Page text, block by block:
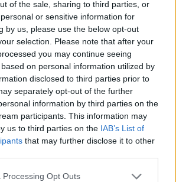
of the sale, sharing to third parties, or
or sensitive information for
by us, please use the below opt-out
selection. Please note that after your
you may continue seeing
on personal information utilized by
disclosed to third parties prior to
separately opt-out of the further
information by third parties on the
participants. This information may
us to third parties on the IAB’s List of
that may further disclose it to other
Processing Opt Outs
nëse
e
BE i kërkoi t’i japin fund
retorikës nxitëse,
Bërnabiç: Nëse do
garantoheshin të drejtat e
serbëve në Kosovë, gjërat
do ishin ndryshe
11:48 / 15/08/2022